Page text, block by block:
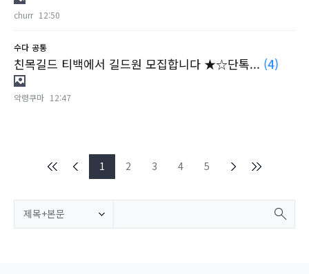
churr 12:50
수다 공통
친목길드 티백에서 길드원 모집합니다 ★☆단톡... (4)
악령쿠마 12:47
1 2 3 4 5
제목+본문